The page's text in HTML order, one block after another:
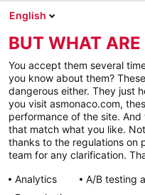
English
BUT WHAT ARE
You accept them several
you know about them?
dangerous either. They just
you visit asmonaco.com,
performance of the site.
that match what you like.
thanks to the regulations on
team for any clarification.
Analytics
A/B testing